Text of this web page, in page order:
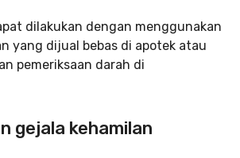
dilakukan dengan menggunakan
yang dijual bebas di apotek atau
pemeriksaan darah di
gejala kehamilan